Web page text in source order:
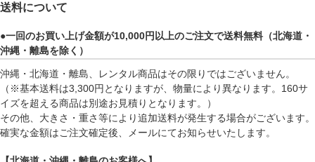
送料について
●一回のお買い上げ金額が10,000円以上のご注文で送料無料（北海道・
沖縄・離島を除く）
沖縄・北海道・離島、レンタル商品はその限りではございません。
（※基本送料は3,300円となりますが、物量により異なります。160サ
イズを超える商品は別途お見積りとなります。）
その他、大きさ・重さ等により追加送料が発生する場合がございます。
確実な金額はご注文確定後、メールにてお知らせいたします。